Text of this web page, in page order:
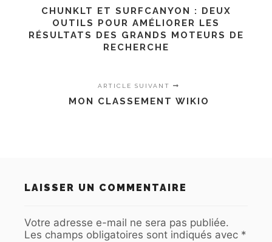
CHUNKLT ET SURFCANYON : DEUX
OUTILS POUR AMÉLIORER LES
RÉSULTATS DES GRANDS MOTEURS DE
RECHERCHE
ARTICLE SUIVANT
MON CLASSEMENT WIKIO
LAISSER UN COMMENTAIRE
Votre adresse e-mail ne sera pas publiée.
Les champs obligatoires sont indiqués avec *